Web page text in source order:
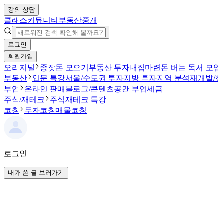
강의 상담
클래스커뮤니티 부동산중개
로그인
회원가입
오리지널 종잣돈 모으기 부동산 투자내집마련 돈 버는 독서 모
부동산
입문 특강서울/수도권 투자지방 투자지역 분석재개발/
부업
온라인 판매 블로그/콘텐츠공간 부업세금
주식/재테크
주식재테크 특강
코칭
투자코칭매물코칭
로그인
내가 쓴 글 보러가기